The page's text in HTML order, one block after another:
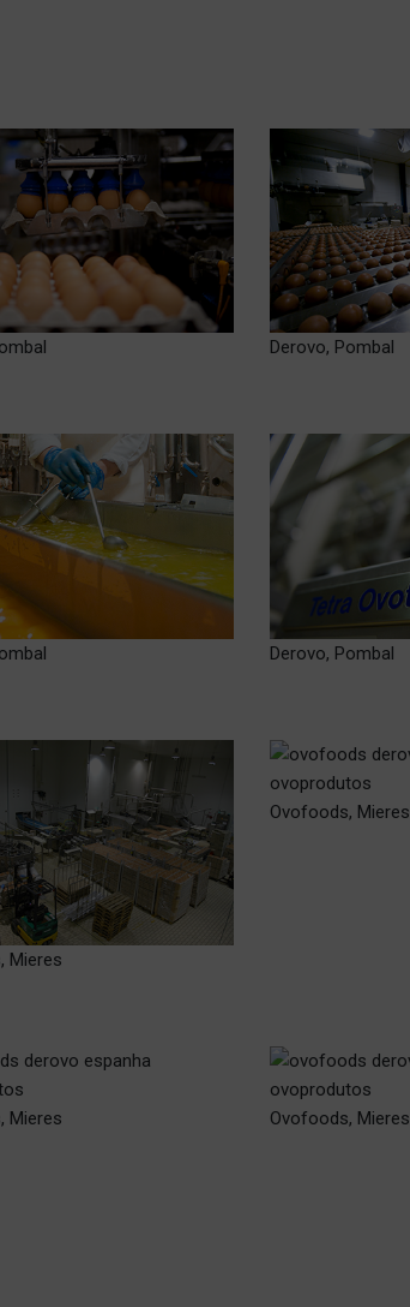
Derovo, Pombal
Derovo, Pombal
Mieres
Ovofoods, Mieres
Mieres Ovofoods, Mieres